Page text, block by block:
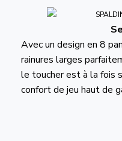
Avec un design en 8
rainures larges
le toucher est à la fois
confort de jeu haut de